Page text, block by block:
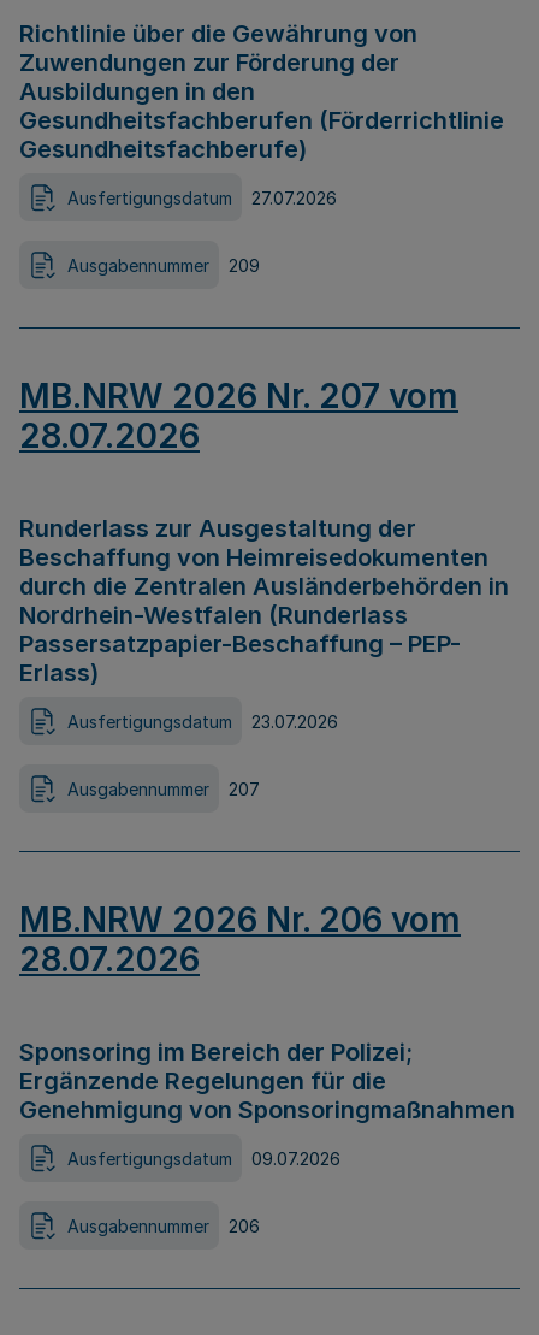
Richtlinie über die Gewährung von
Zuwendungen zur Förderung der
Ausbildungen in den
Gesundheitsfachberufen (Förderrichtlinie
Gesundheitsfachberufe)
Ausfertigungsdatum 27.07.2026
Ausgabennummer 209
MB.NRW 2026 Nr. 207 vom
28.07.2026
Runderlass zur Ausgestaltung der
Beschaffung von Heimreisedokumenten
durch die Zentralen Ausländerbehörden in
Nordrhein-Westfalen (Runderlass
Passersatzpapier-Beschaffung – PEP-
Erlass)
Ausfertigungsdatum 23.07.2026
Ausgabennummer 207
MB.NRW 2026 Nr. 206 vom
28.07.2026
Sponsoring im Bereich der Polizei;
Ergänzende Regelungen für die
Genehmigung von Sponsoringmaßnahmen
Ausfertigungsdatum 09.07.2026
Ausgabennummer 206